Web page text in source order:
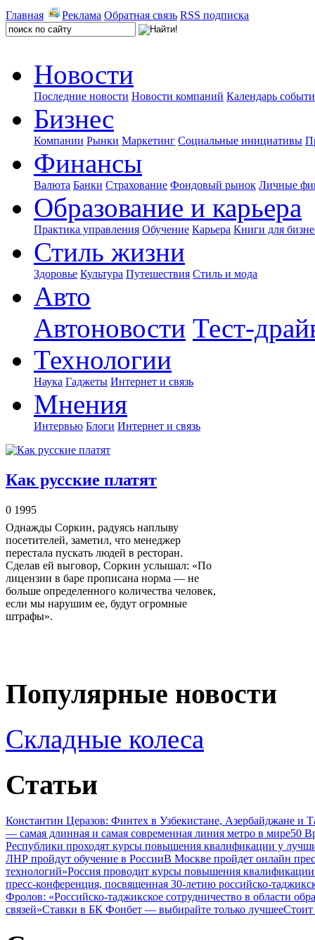
Главная Реклама Обратная связь RSS подписка
Новости
Последние новости Новости компаний Календарь
Бизнес
Компании Рынки Маркетинг Социальные инициативы
Финансы
Валюта Банки Страхование Фондовый рынок Личные
Образование и карьера
Практика управления Обучение Карьера Книги для
Стиль жизни
Здоровье Культура Путешествия Стиль и мода
Авто
Автоновости Тест-
Технологии
Наука Гаджеты Интернет и связь
Мнения
Интервью Блоги Интернет и связь
Как русские платят
0 1995
Однажды Соркин, радуясь наплыву
посетителей, заметил, что менеджер
перестала пускать людей в ресторан.
Сделав ей выговор, Соркин услышал: «По
лицензии в баре прописана норма — не
больше определенного количества человек,
если мы нарушим ее, будут огромные
штрафы».
Популярные новости
Складные колеса
Статьи
Константин Церазов: Финтех в Узбекистане, Азербайджане
— самая длинная и самая современная линия метро в мире50
Республики проходят курсы повышения квалификации у
ЛНР пройдут обучение в РоссииВ Москве пройдет онлайн
технологий»Россия проводит курсы повышения квалификации
пресс-конференция, посвященная 30-летию российско-
Фролов: «Российско-таджикское сотрудничество в области
связей»Ставки в БК Фонбет — выбирайте только лучшееСтоит